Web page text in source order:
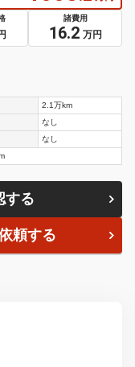
諸費用
16.2 万円
2.1万km
なし
なし
する
頼する